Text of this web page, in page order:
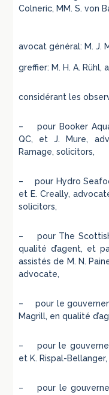
Colneric, MM. S. von
avocat général: M. J.
greffier: M. H. A. Rühl,
considérant les
– pour Booker
QC, et J. Mure,
Ramage, solicitors,
– pour Hydro
et E. Creally,
solicitors,
– pour The Scottish
qualité d’agent, et
assistés de M. N.
advocate,
– pour le
Magrill, en qualité
– pour le
et K. Rispal-
– pour le